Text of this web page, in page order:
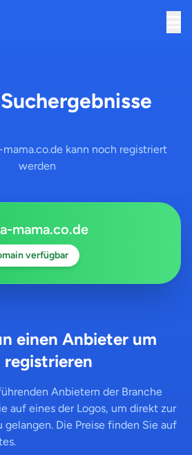
kann noch registriert
werden
mama.co.de
verfügbar
einen Anbieter um
registrieren
Anbietern der Branche
auf eines der Logos, um direkt zur
gelangen. Die Preise finden Sie auf